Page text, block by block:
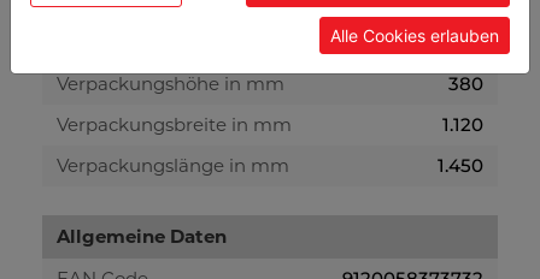
Verpackungshöhe in mm
380
Verpackungsbreite in mm
1.120
Verpackungslänge in mm
1.450
Allgemeine Daten
Alle Cookies erlauben